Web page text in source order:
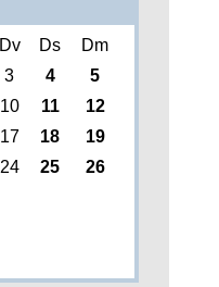
Dv Ds
Dm
3 4
5
10 11
12
17 18
19
24 25
26